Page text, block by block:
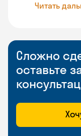
Читать
Сложно
оставьте